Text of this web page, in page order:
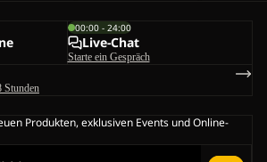
00:00 - 24:00
Live-Chat
Starte ein Gespräch
Stunden
Produkten, exklusiven Events und Online-